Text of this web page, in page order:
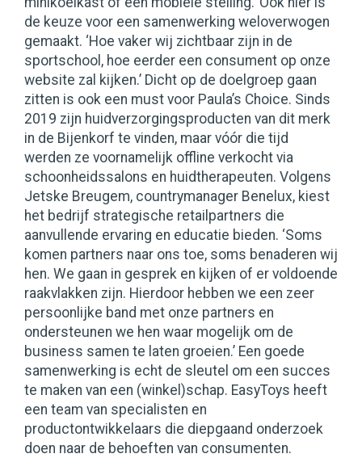
de keuze voor een samenwerking weloverwogen
gemaakt. ‘Hoe vaker wij zichtbaar zijn in de
sportschool, hoe eerder een consument op onze
website zal kijken.’ Dicht op de doelgroep gaan
zitten is ook een must voor Paula’s Choice. Sinds
2019 zijn huidverzorgingsproducten van dit merk
in de Bijenkorf te vinden, maar vóór die tijd
werden ze voornamelijk offline verkocht via
schoonheidssalons en huidtherapeuten. Volgens
Jetske Breugem, countrymanager Benelux, kiest
het bedrijf strategische retailpartners die
aanvullende ervaring en educatie bieden. ‘Soms
komen partners naar ons toe, soms benaderen wij
hen. We gaan in gesprek en kijken of er voldoende
raakvlakken zijn. Hierdoor hebben we een zeer
persoonlijke band met onze partners en
ondersteunen we hen waar mogelijk om de
business samen te laten groeien.’ Een goede
samenwerking is echt de sleutel om een succes
te maken van een (winkel)schap. EasyToys heeft
een team van specialisten en
productontwikkelaars die diepgaand onderzoek
doen naar de behoeften van consumenten.